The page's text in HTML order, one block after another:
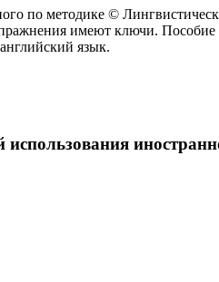
по методике ©
имеют ключи.
язык.
использования